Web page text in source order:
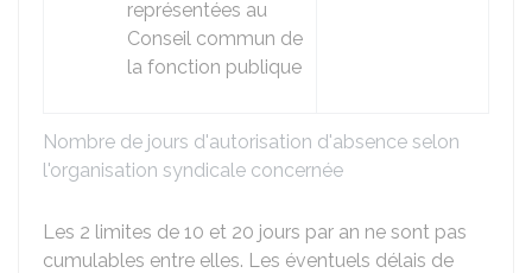
Nombre de jours d'autorisation d'absence selon
l'organisation syndicale concernée
représentées au
Conseil commun de
la fonction publique
Les 2 limites de 10 et 20 jours par an ne sont pas
cumulables entre elles. Les éventuels délais de